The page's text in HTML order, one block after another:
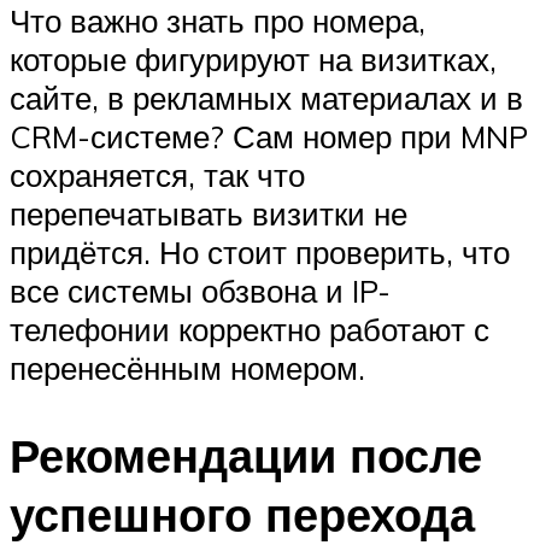
Что важно знать про номера,
которые фигурируют на визитках,
сайте, в рекламных материалах и в
CRM-системе? Сам номер при MNP
сохраняется, так что
перепечатывать визитки не
придётся. Но стоит проверить, что
все системы обзвона и IP-
телефонии корректно работают с
перенесённым номером.
Рекомендации после
успешного перехода